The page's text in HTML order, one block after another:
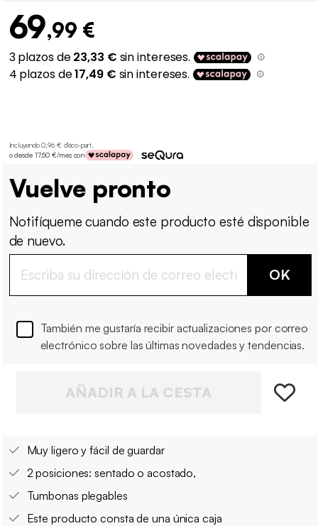
69,99 €
Incluyendo 0,96 € d'éco-part.
o desde 17,50 €/mes con
Vuelve pronto
Notifíqueme cuando este producto esté disponible
de nuevo.
OK
También me gustaría recibir actualizaciones por correo
electrónico sobre las últimas novedades y tendencias.
AÑADIR A LA CESTA
Muy ligero y fácil de guardar
2 posiciones: sentado o acostado,
Tumbonas plegables
Este producto consta de una única caja